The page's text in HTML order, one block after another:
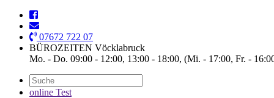
07672 722 07
BÜROZEITEN Vöcklabruck
Mo. - Do. 09:00 - 12:00, 13:00 - 18:00, (Mi. - 17:00, Fr. -
online Test